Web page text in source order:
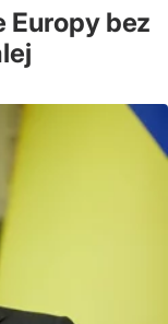
Europy bez